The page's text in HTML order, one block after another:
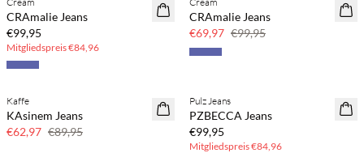
CRAmalie Jeans
€99,95
Mitgliedspreis€84,96
30 % Rabatt
CRAmalie Jeans
€69,97 €99,95
30 % Rabatt
Kaffe
KAsinem Jeans
€62,97 €89,95
Pulz Jeans
PZBECCA Jeans
€99,95
Mitgliedspreis€84,96